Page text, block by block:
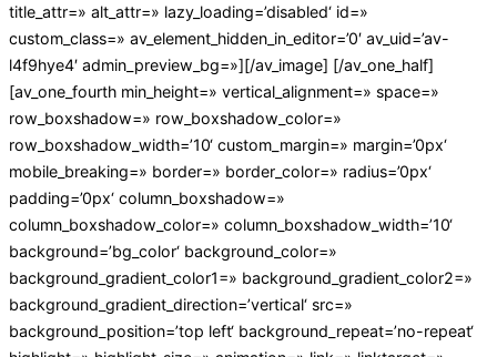
title_attr=» alt_attr=» lazy_loading=’disabled‘ id=»
custom_class=» av_element_hidden_in_editor=’0′ av_uid=’av-
l4f9hye4′ admin_preview_bg=»][/av_image] [/av_one_half]
[av_one_fourth min_height=» vertical_alignment=» space=»
row_boxshadow=» row_boxshadow_color=»
row_boxshadow_width=’10‘ custom_margin=» margin=’0px‘
mobile_breaking=» border=» border_color=» radius=’0px‘
padding=’0px‘ column_boxshadow=»
column_boxshadow_color=» column_boxshadow_width=’10‘
background=’bg_color‘ background_color=»
background_gradient_color1=» background_gradient_color2=»
background_gradient_direction=’vertical‘ src=»
background_position=’top left‘ background_repeat=’no-repeat‘